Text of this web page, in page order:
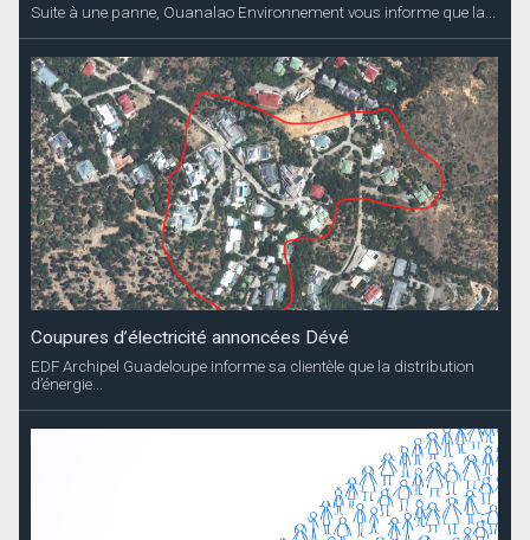
Suite à une panne, Ouanalao Environnement vous informe que la...
Coupures d’électricité annoncées Dévé
EDF Archipel Guadeloupe informe sa clientèle que la distribution
d’énergie...